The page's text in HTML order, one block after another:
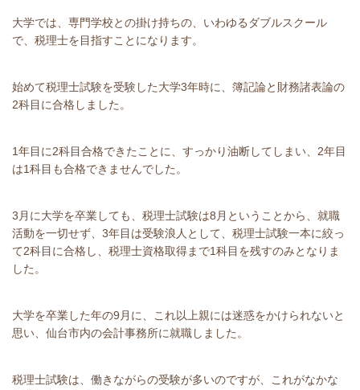
大学では、専門学校との掛け持ちの、いわゆるダブルスクール
で、税理士を目指すことになります。
始めて税理士試験を受験した大学3年時に、簿記論と財務諸表論の
2科目に合格しました。
1年目に2科目合格できたことに、すっかり油断してしまい、2年目
は1科目も合格できませんでした。
3月に大学を卒業しても、税理士試験は8月ということから、就職
活動を一切せず、3年目は受験浪人として、税理士試験一本に絞っ
て2科目に合格し、税理士資格取得まで1科目を残すのみとなりま
した。
大学を卒業した年の9月に、これ以上親には迷惑をかけられないと
思い、仙台市内の会計事務所に就職しました。
税理士試験は、働きながらの受験が多いのですが、これがなかな